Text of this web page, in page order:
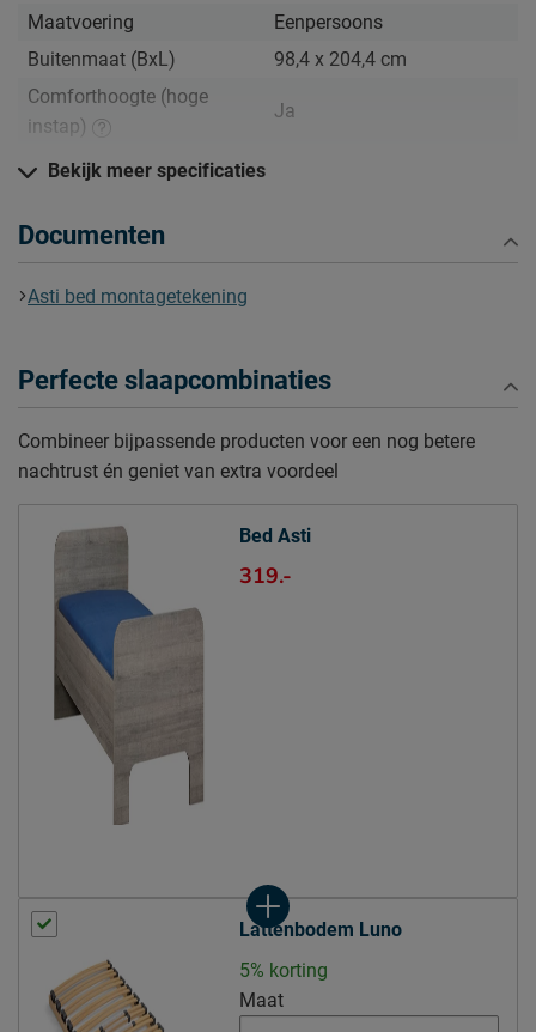
Maatvoering
Eenpersoons
Buitenmaat (BxL)
98,4 x 204,4 cm
Comforthoogte (hoge
instap)
Ja
Hoogte hoofdbord
Kenmerken
Materiaal
Stijl
modern klassiek
Elektrisch verstelbare
bedbodem mogelijk?
Mogelijk
Materiaal poten hout
Goed om te weten
Onderhoud
Garantie
Montage
Leveranciersinformatie
Uden, Nederland
Emailadres
info@beterbed.nl
Bekijk meer specificaties
Documenten
Asti bed montagetekening
Perfecte slaapcombinaties
Combineer bijpassende producten voor een nog betere
nachtrust én geniet van extra voordeel
Bed Asti
319.-
Lattenbodem Luno
5% korting
Maat